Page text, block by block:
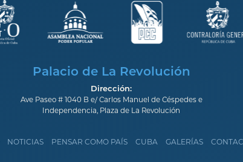
Palacio de La Revolución
Dirección:
Ave Paseo # 1040 B e/ Carlos Manuel de Céspedes e
Independencia, Plaza de La Revolución
NOTICIAS PENSAR COMO PAÍS CUBA GALERÍAS